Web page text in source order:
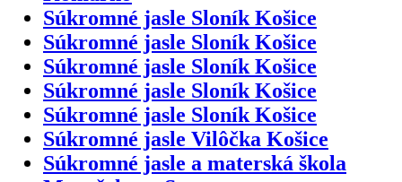
Súkromné jasle Sloník Košice
Súkromné jasle Sloník Košice
Súkromné jasle Sloník Košice
Súkromné jasle Sloník Košice
Súkromné jasle Sloník Košice
Súkromné jasle Vilôčka Košice
Súkromné jasle a materská škola